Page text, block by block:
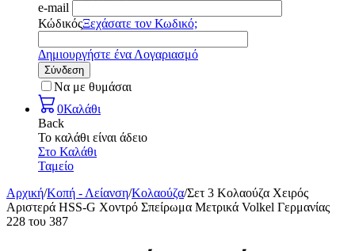
e-mail
ΚώδικόςΞεχάσατε τον Κωδικό;
Δημιουργήστε ένα Λογαριασμό
Σύνδεση
Να με θυμάσαι
0Καλάθι
Back
Το καλάθι είναι άδειο
Στο Καλάθι
Ταμείο
Αρχική/Κοπή - Λείανση/Κολαούζα/Σετ 3 Κολαούζα Χειρός
Αριστερά HSS-G Χοντρό Σπείρωμα Μετρικά Volkel Γερμανίας
228 του 387